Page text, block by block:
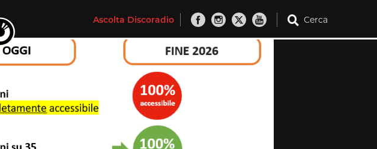
Ascolta Discoradio Cerca